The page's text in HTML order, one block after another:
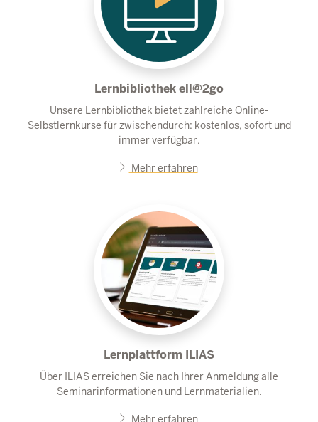
Lernbibliothek ell@2go
Unsere Lernbibliothek bietet zahlreiche Online-
Selbstlernkurse für zwischendurch: kostenlos, sofort und
immer verfügbar.
Mehr erfahren
Lernplattform ILIAS
Über ILIAS erreichen Sie nach Ihrer Anmeldung alle
Seminarinformationen und Lernmaterialien.
Mehr erfahren